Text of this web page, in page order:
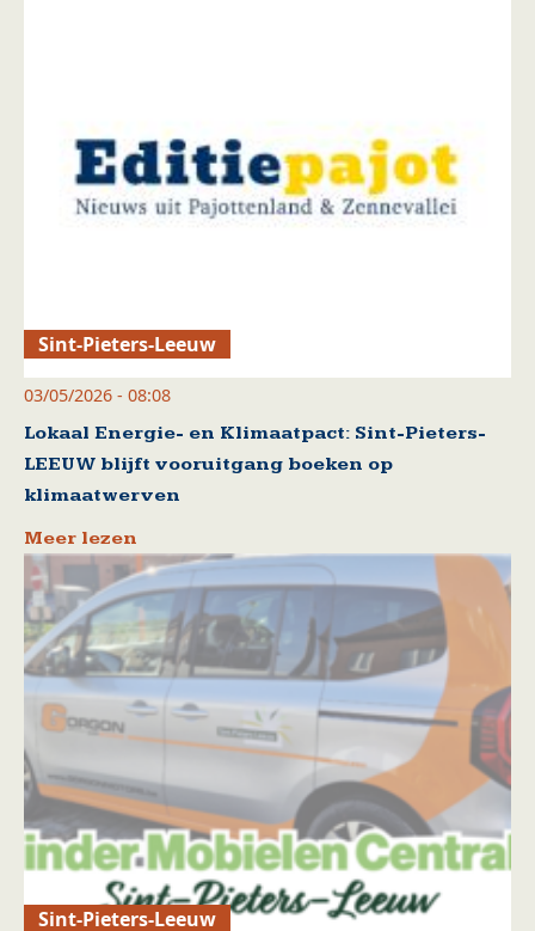
Sint-Pieters-Leeuw
03/05/2026 - 08:08
Lokaal Energie- en Klimaatpact: Sint-Pieters-
LEEUW blijft vooruitgang boeken op
klimaatwerven
Meer lezen
Sint-Pieters-Leeuw